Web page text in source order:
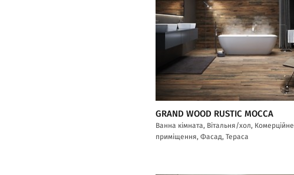
GRAND WOOD RUSTIC MOCCA
Ванна кімната, Вітальня/хол, Комерційне
приміщення, Фасад, Тераса